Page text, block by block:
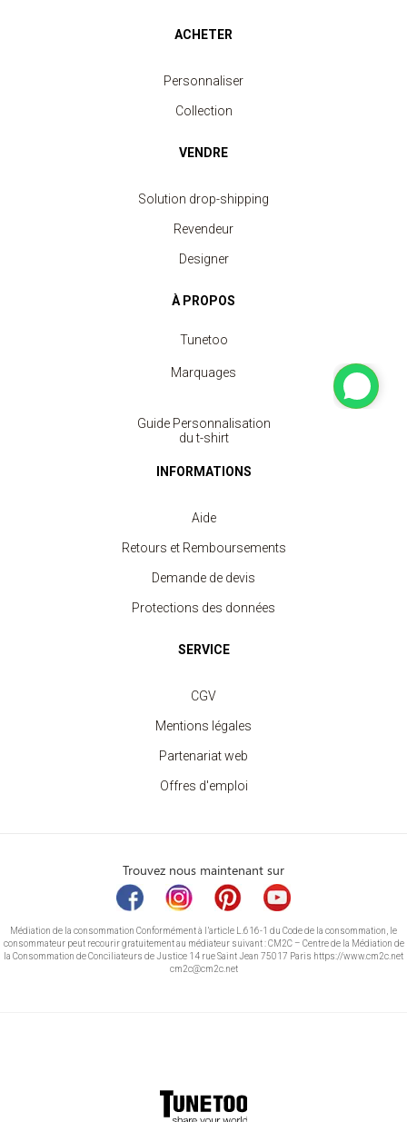
ACHETER
Personnaliser
Collection
VENDRE
Solution drop-shipping
Revendeur
Designer
À PROPOS
Tunetoo
Marquages
Guide Personnalisation
du t-shirt
INFORMATIONS
Aide
Retours et Remboursements
Demande de devis
Protections des données
SERVICE
CGV
Mentions légales
Partenariat web
Offres d'emploi
Trouvez nous maintenant sur
Médiation de la consommation Conformément à l’article L.616-1 du Code de la consommation, le
consommateur peut recourir gratuitement au médiateur suivant : CM2C – Centre de la Médiation de
la Consommation de Conciliateurs de Justice 14 rue Saint Jean 75017 Paris https://www.cm2c.net
cm2c@cm2c.net